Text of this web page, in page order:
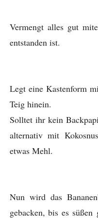
Vermengt alles gut
entstanden ist.
Legt eine Kastenform
Teig hinein.
Solltet ihr kein
alternativ mit
etwas Mehl.
Nun wird das
gebacken, bis es